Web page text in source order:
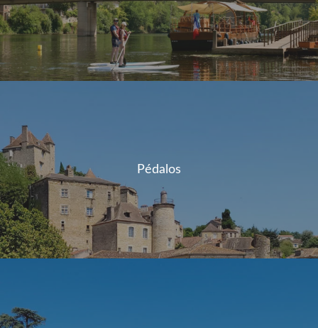
Pédalos